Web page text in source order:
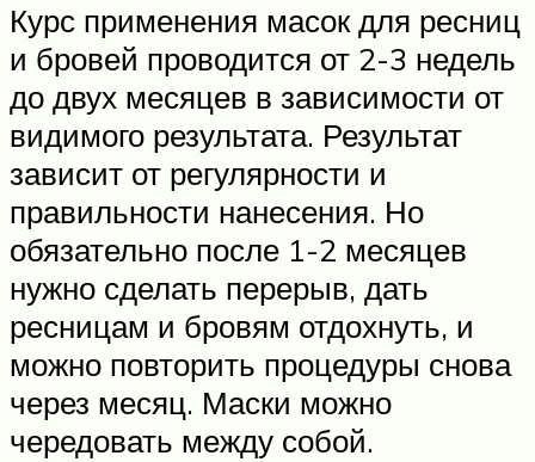
Курс применения масок для ресниц
и бровей проводится от 2-3 недель
до двух месяцев в зависимости от
видимого результата. Результат
зависит от регулярности и
правильности нанесения. Но
обязательно после 1-2 месяцев
нужно сделать перерыв, дать
ресницам и бровям отдохнуть, и
можно повторить процедуры снова
через месяц. Маски можно
чередовать между собой.